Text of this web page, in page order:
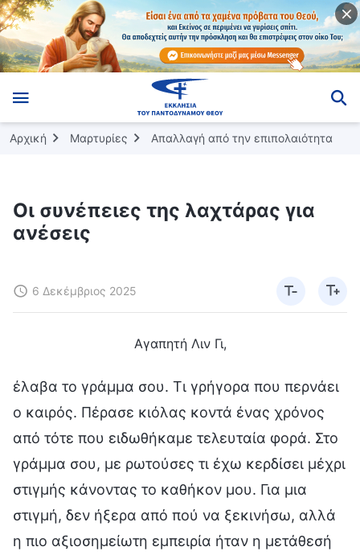
Αρχική Μαρτυρίες Απαλλαγή από την επιπολαιότητα
Οι συνέπειες της λαχτάρας για
ανέσεις
6 Δεκέμβριος 2025
Αγαπητή Λιν Γι,
έλαβα το γράμμα σου. Τι γρήγορα που περνάει
ο καιρός. Πέρασε κιόλας κοντά ένας χρόνος
από τότε που ειδωθήκαμε τελευταία φορά. Στο
γράμμα σου, με ρωτούσες τι έχω κερδίσει μέχρι
στιγμής κάνοντας το καθήκον μου. Για μια
στιγμή, δεν ήξερα από πού να ξεκινήσω, αλλά
η πιο αξιοσημείωτη εμπειρία ήταν η μετάθεσή